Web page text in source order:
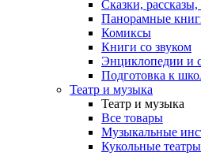
Сказки, рассказы,
Панорамные
Комиксы
Книги со звуком
Энциклопедии и
Подготовка к
Театр и музыка
Театр и музыка
Все товары
Музыкальные
Кукольные театры